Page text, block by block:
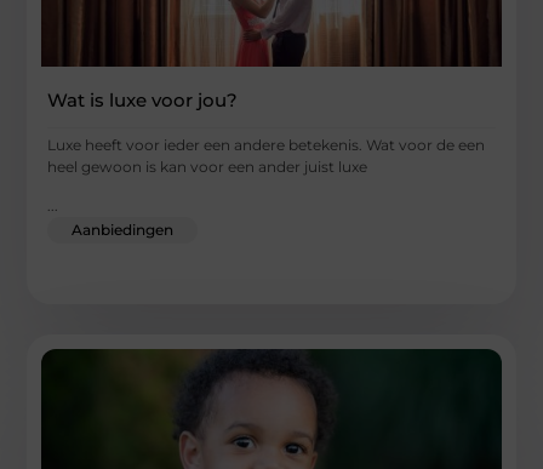
Wat is luxe voor jou?
Luxe heeft voor ieder een andere betekenis. Wat voor de een
heel gewoon is kan voor een ander juist luxe
...
Aanbiedingen